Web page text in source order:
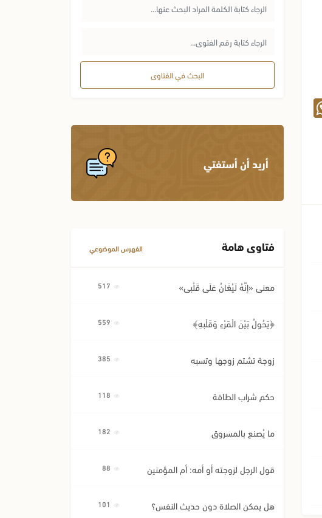
البحث في الفتاوى
أريد أن أستفتي
فتاوى هامة الفهرس الموضوعي
معنى «إِنَّهُ لَيُغَانُ عَلَى قَلْبِي»
﴿يَحُولُ بَيْنَ الْمَرْءِ وَقَلْبِهِ﴾
زوجة تشتم زوجها وتسبه
حكم شراب الطاقة
ما يُصنع بالمسروق
قول الرجل لزوجته أو أمه: أم المؤمنين
هل يمكن الصلاة دون حديث النفس؟